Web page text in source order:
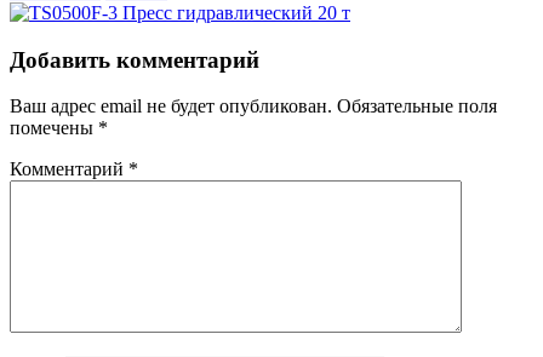
Добавить комментарий
Ваш адрес email не будет опубликован. Обязательные поля
помечены *
Комментарий *